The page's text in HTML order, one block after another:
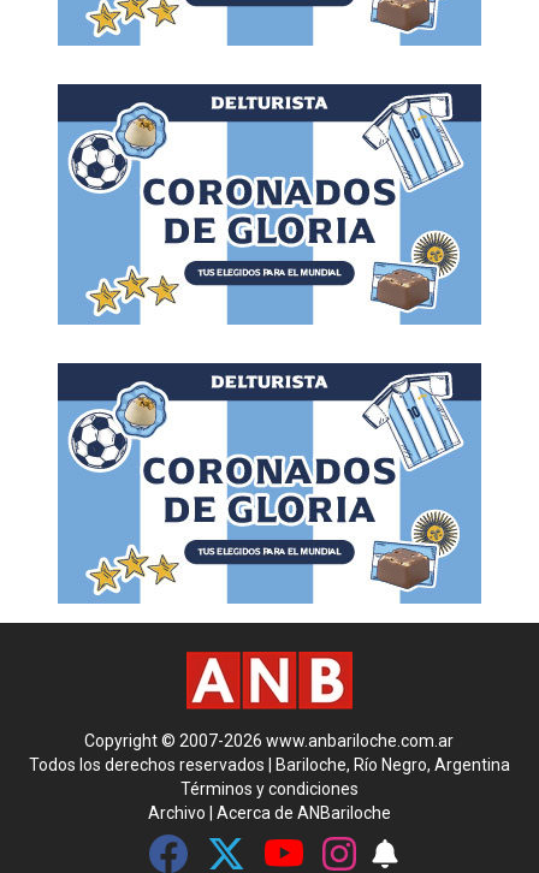
Copyright © 2007-2026 www.anbariloche.com.ar
Todos los derechos reservados | Bariloche, Río Negro, Argentina
Términos y condiciones
Archivo
Acerca de ANBariloche